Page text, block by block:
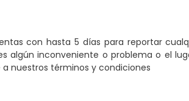
con hasta 5 días para reportar
algún inconveniente o problema o el
nuestros términos y condiciones